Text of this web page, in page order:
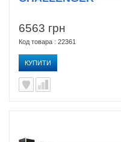
6563 грн
Код товара : 22361
КУПИТИ